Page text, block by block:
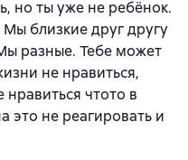
но ты уже не ребёнок.
близкие друг другу
разные. Тебе может
не нравиться,
чтото в
это не реагировать и